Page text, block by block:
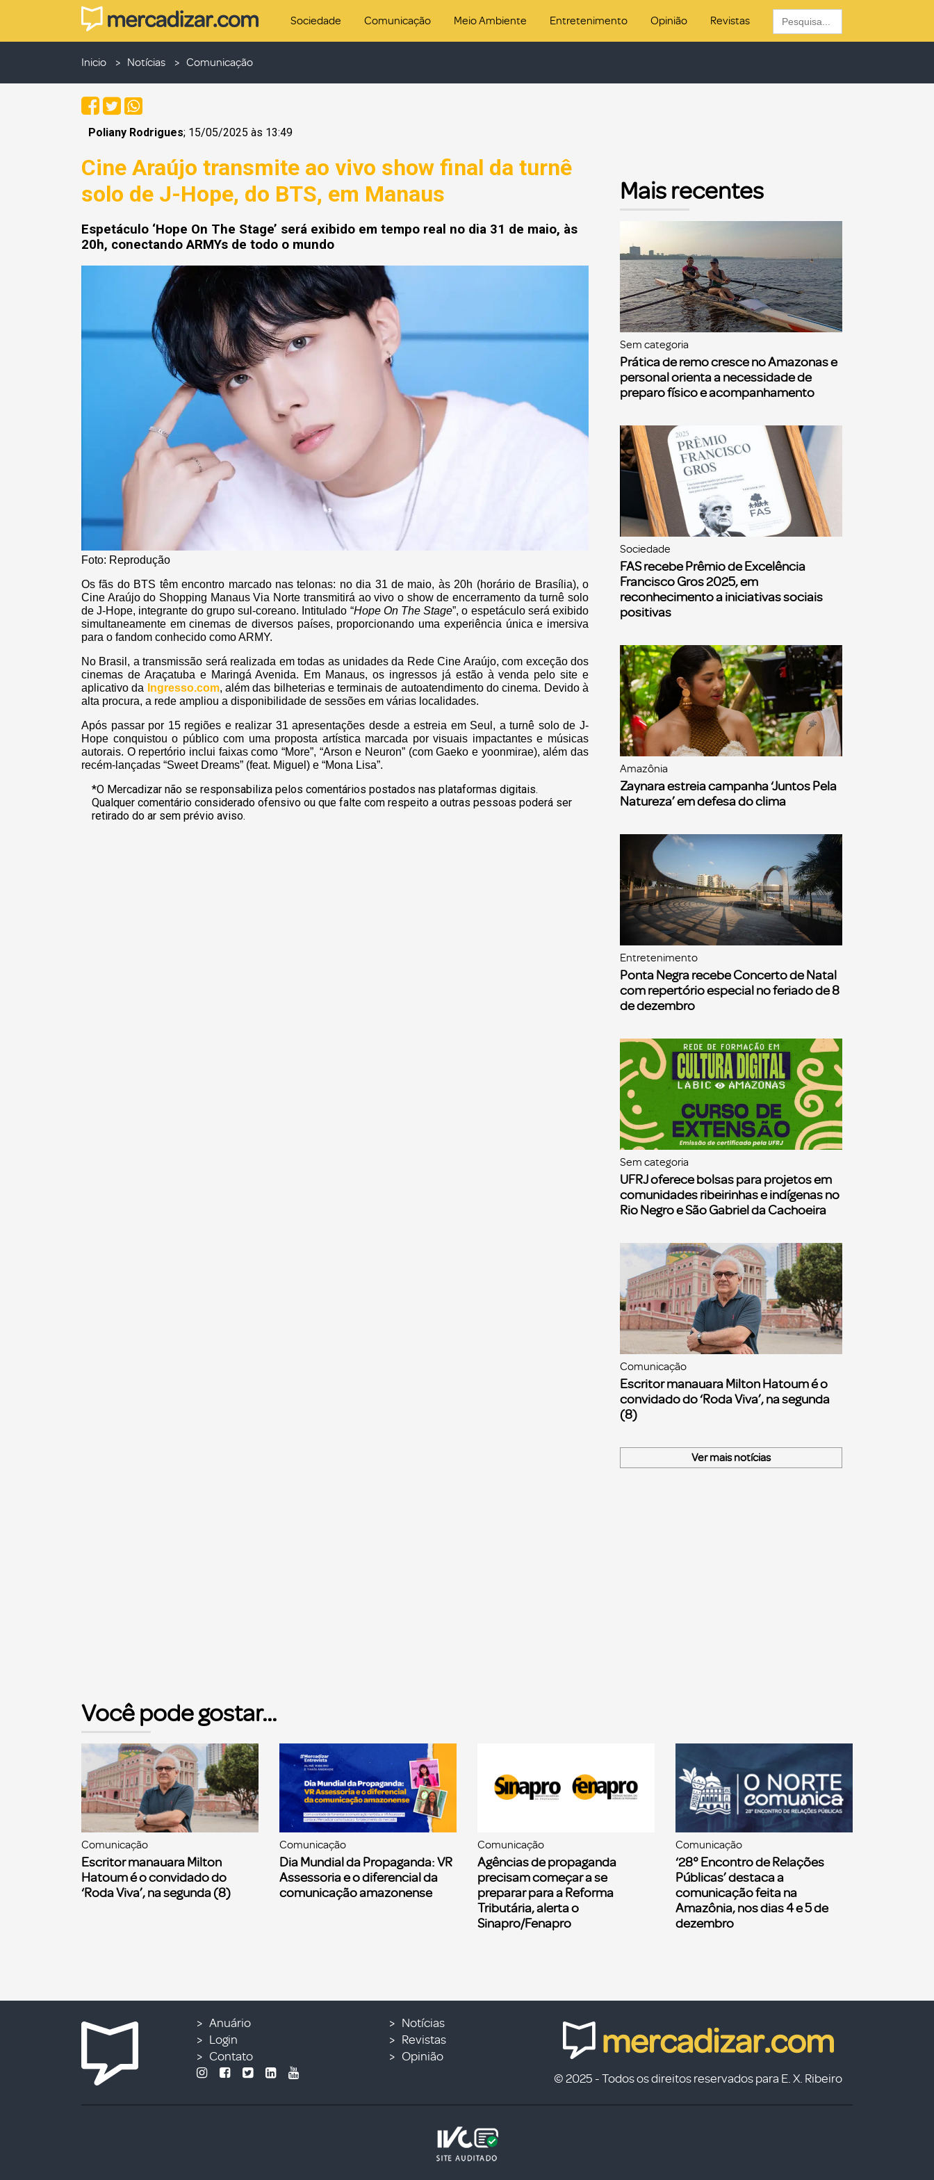
Sociedade Comunicação Meio Ambiente Entretenimento Opinião Revistas
Search
for:
Inicio Notícias Comunicação
Poliany Rodrigues; 15/05/2025 às 13:49
Cine Araújo transmite ao vivo show final da turnê
solo de J-Hope, do BTS, em Manaus
Espetáculo ‘Hope On The Stage’ será exibido em tempo real no dia 31 de maio, às
20h, conectando ARMYs de todo o mundo
Foto: Reprodução
Os fãs do BTS têm encontro marcado nas telonas: no dia 31 de maio, às 20h (horário de Brasília), o
Cine Araújo do Shopping Manaus Via Norte transmitirá ao vivo o show de encerramento da turnê solo
de J-Hope, integrante do grupo sul-coreano. Intitulado “Hope On The Stage”, o espetáculo será exibido
simultaneamente em cinemas de diversos países, proporcionando uma experiência única e imersiva
para o fandom conhecido como ARMY.
No Brasil, a transmissão será realizada em todas as unidades da Rede Cine Araújo, com exceção dos
cinemas de Araçatuba e Maringá Avenida. Em Manaus, os ingressos já estão à venda pelo site e
aplicativo da Ingresso.com, além das bilheterias e terminais de autoatendimento do cinema. Devido à
alta procura, a rede ampliou a disponibilidade de sessões em várias localidades.
Após passar por 15 regiões e realizar 31 apresentações desde a estreia em Seul, a turnê solo de J-
Hope conquistou o público com uma proposta artística marcada por visuais impactantes e músicas
autorais. O repertório inclui faixas como “More”, “Arson e Neuron” (com Gaeko e yoonmirae), além das
recém-lançadas “Sweet Dreams” (feat. Miguel) e “Mona Lisa”.
*O Mercadizar não se responsabiliza pelos comentários postados nas plataformas digitais.
Qualquer comentário considerado ofensivo ou que falte com respeito a outras pessoas poderá ser
retirado do ar sem prévio aviso.
Mais recentes
Sem categoria
Prática de remo cresce no Amazonas e
personal orienta a necessidade de
preparo físico e acompanhamento
Sociedade
FAS recebe Prêmio de Excelência
Francisco Gros 2025, em
reconhecimento a iniciativas sociais
positivas
Amazônia
Zaynara estreia campanha ‘Juntos Pela
Natureza’ em defesa do clima
Entretenimento
Ponta Negra recebe Concerto de Natal
com repertório especial no feriado de 8
de dezembro
Sem categoria
UFRJ oferece bolsas para projetos em
comunidades ribeirinhas e indígenas no
Rio Negro e São Gabriel da Cachoeira
Comunicação
Escritor manauara Milton Hatoum é o
convidado do ‘Roda Viva’, na segunda
(8)
Ver mais notícias
Você pode gostar...
Comunicação
Escritor manauara Milton
Hatoum é o convidado do
‘Roda Viva’, na segunda (8)
Comunicação
Dia Mundial da Propaganda: VR
Assessoria e o diferencial da
comunicação amazonense
Comunicação
Agências de propaganda
precisam começar a se
preparar para a Reforma
Tributária, alerta o
Sinapro/Fenapro
Comunicação
‘28° Encontro de Relações
Públicas’ destaca a
comunicação feita na
Amazônia, nos dias 4 e 5 de
dezembro
Anuário
Login
Contato
Notícias
Revistas
Opinião
© 2025 - Todos os direitos reservados para E. X. Ribeiro